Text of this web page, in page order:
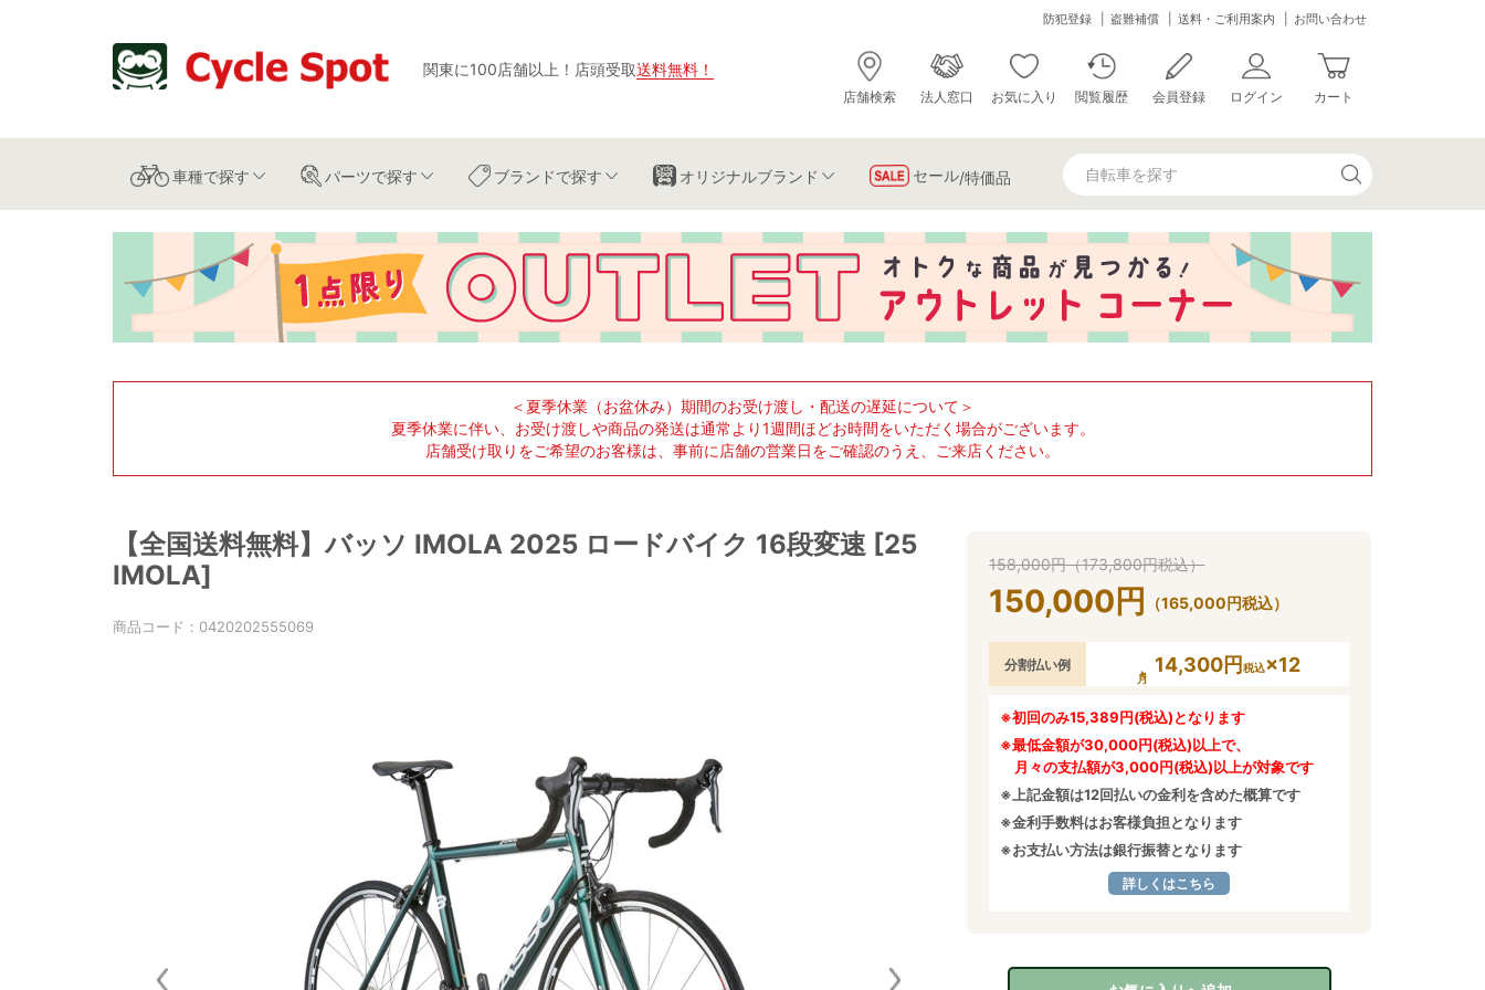
関東に100店舗以上 ！ 店頭受取送料無料 ！
防犯登録 盗難補償 送料・ご利用案内 お問い合わせ
店舗検索 法人窓口 お気に入り 閲覧履歴 会員登録 ログイン カート
車種で探す パーツで探す ブランドで探す オリジナルブランド セール/特価品
＜夏季休業（お盆休み）期間のお受け渡し・配送の遅延について＞
夏季休業に伴い、お受け渡しや商品の発送は通常より1週間ほどお時間をいただく場合がございます。
店舗受け取りをご希望のお客様は、事前に店舗の営業日をご確認のうえ、ご来店ください。
【全国送料無料】バッソ IMOLA 2025 ロードバイク 16段変速 [25
IMOLA]
商品コード： 0420202555069
158,000円（173,800円税込）
150,000 円 （165,000円税込）
分割払い例 14,300円税込×12
※初回のみ15,389円(税込)となります
※最低金額が30,000円(税込)以上で、
月々の支払額が3,000円(税込)以上が対象です
※上記金額は12回払いの金利を含めた概算です
※金利手数料はお客様負担となります
※お支払い方法は銀行振替となります
詳しくはこちら